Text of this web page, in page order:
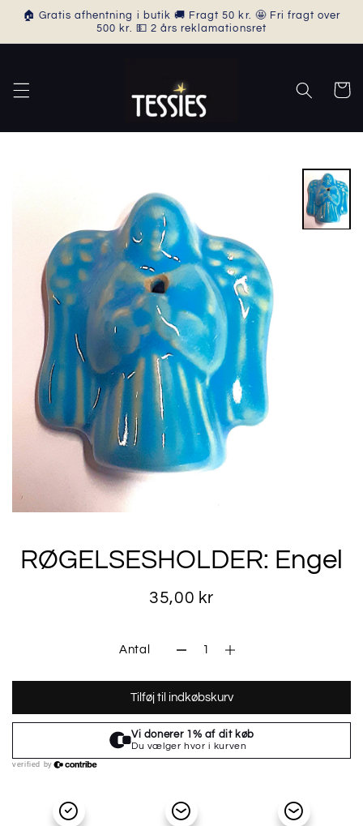
Gå til
🏠 Gratis afhentning i butik 🚚 Fragt 50 kr. 🤩 Fri fragt over
500 kr. 💵 2 års reklamationsret
RØGELSESHOLDER: Engel
35,00 kr
Antal
Tilføj til indkøbskurv